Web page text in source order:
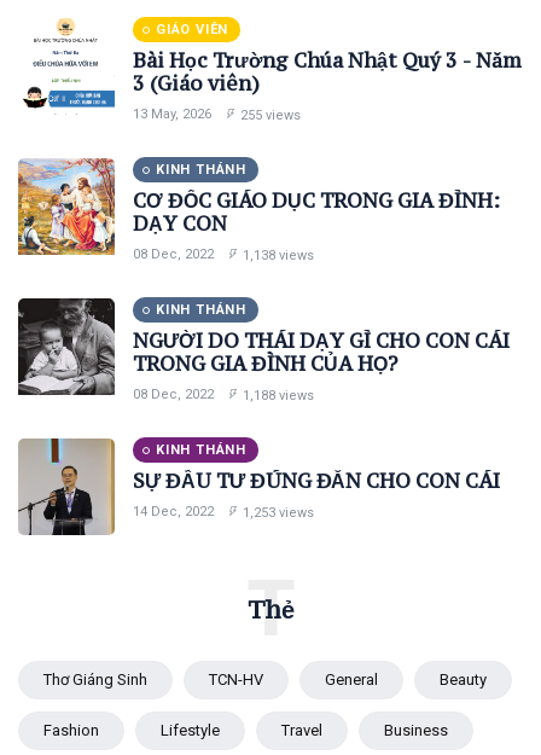
Bài Học
Trường
Chúa
Nhật
Quý 3 -
(Giáo
viên)
13
May,
2026
255
views
THÁNH
CƠ ĐỐC
GIÁO DỤC
TRONG
DẠY CON
08
1,138
KINH
THÁNH
NGƯỜI
DO THÁI
CHO CON
CÁI
TRONG
GIA ĐÌNH
08
2022
1,188
views
KINH
THÁNH
Thẻ
T
GIÁO VIÊN
Bài Học Trường Chúa Nhật Quý 3 - Năm
3 (Giáo viên)
13 May, 2026 255 views
KINH THÁNH
CƠ ĐỐC GIÁO DỤC TRONG GIA ĐÌNH:
DẠY CON
08 Dec, 2022 1,138 views
KINH THÁNH
NGƯỜI DO THÁI DẠY GÌ CHO CON CÁI
TRONG GIA ĐÌNH CỦA HỌ?
08 Dec, 2022 1,188 views
KINH THÁNH
SỰ ĐẦU TƯ ĐÚNG ĐẮN CHO CON CÁI
14 Dec, 2022 1,253 views
Thẻ
T
Thơ Giáng Sinh TCN-HV General Beauty
Fashion Lifestyle Travel Business